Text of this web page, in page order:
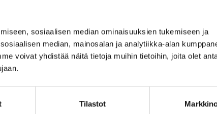
sosiaalisen median ominaisuuksien tukemiseen ja
median, mainosalan ja analytiikka-alan
voivat yhdistää näitä tietoja muihin tietoihin, joita olet
Tilastot